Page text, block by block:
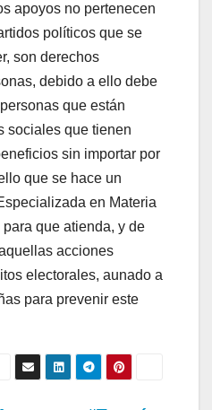
apoyos no pertenecen
políticos que se
son derechos
debido a ello debe
que están
sociales que tienen
sin importar por
que se hace un
en Materia
que atienda, y de
acciones
electorales, aunado a
para prevenir este